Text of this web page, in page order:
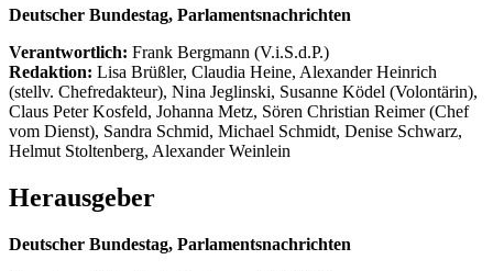
Deutscher Bundestag, Parlamentsnachrichten
Verantwortlich: Frank Bergmann (V.i.S.d.P.)
Redaktion: Lisa Brüßler, Claudia Heine, Alexander Heinrich
(stellv. Chefredakteur), Nina Jeglinski, Susanne Ködel (Volontärin),
Claus Peter Kosfeld, Johanna Metz, Sören Christian Reimer (Chef
vom Dienst), Sandra Schmid, Michael Schmidt, Denise Schwarz,
Helmut Stoltenberg, Alexander Weinlein
Herausgeber
Deutscher Bundestag, Parlamentsnachrichten